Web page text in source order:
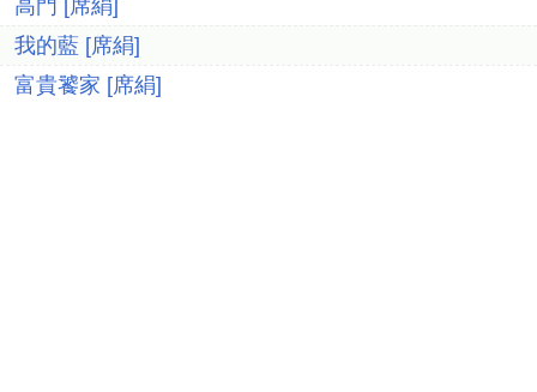
高門 [席絹]
我的藍 [席絹]
富貴饕家 [席絹]